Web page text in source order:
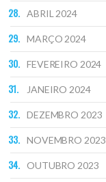
ABRIL 2024
MARÇO 2024
FEVEREIRO 2024
JANEIRO 2024
DEZEMBRO 2023
NOVEMBRO 2023
OUTUBRO 2023